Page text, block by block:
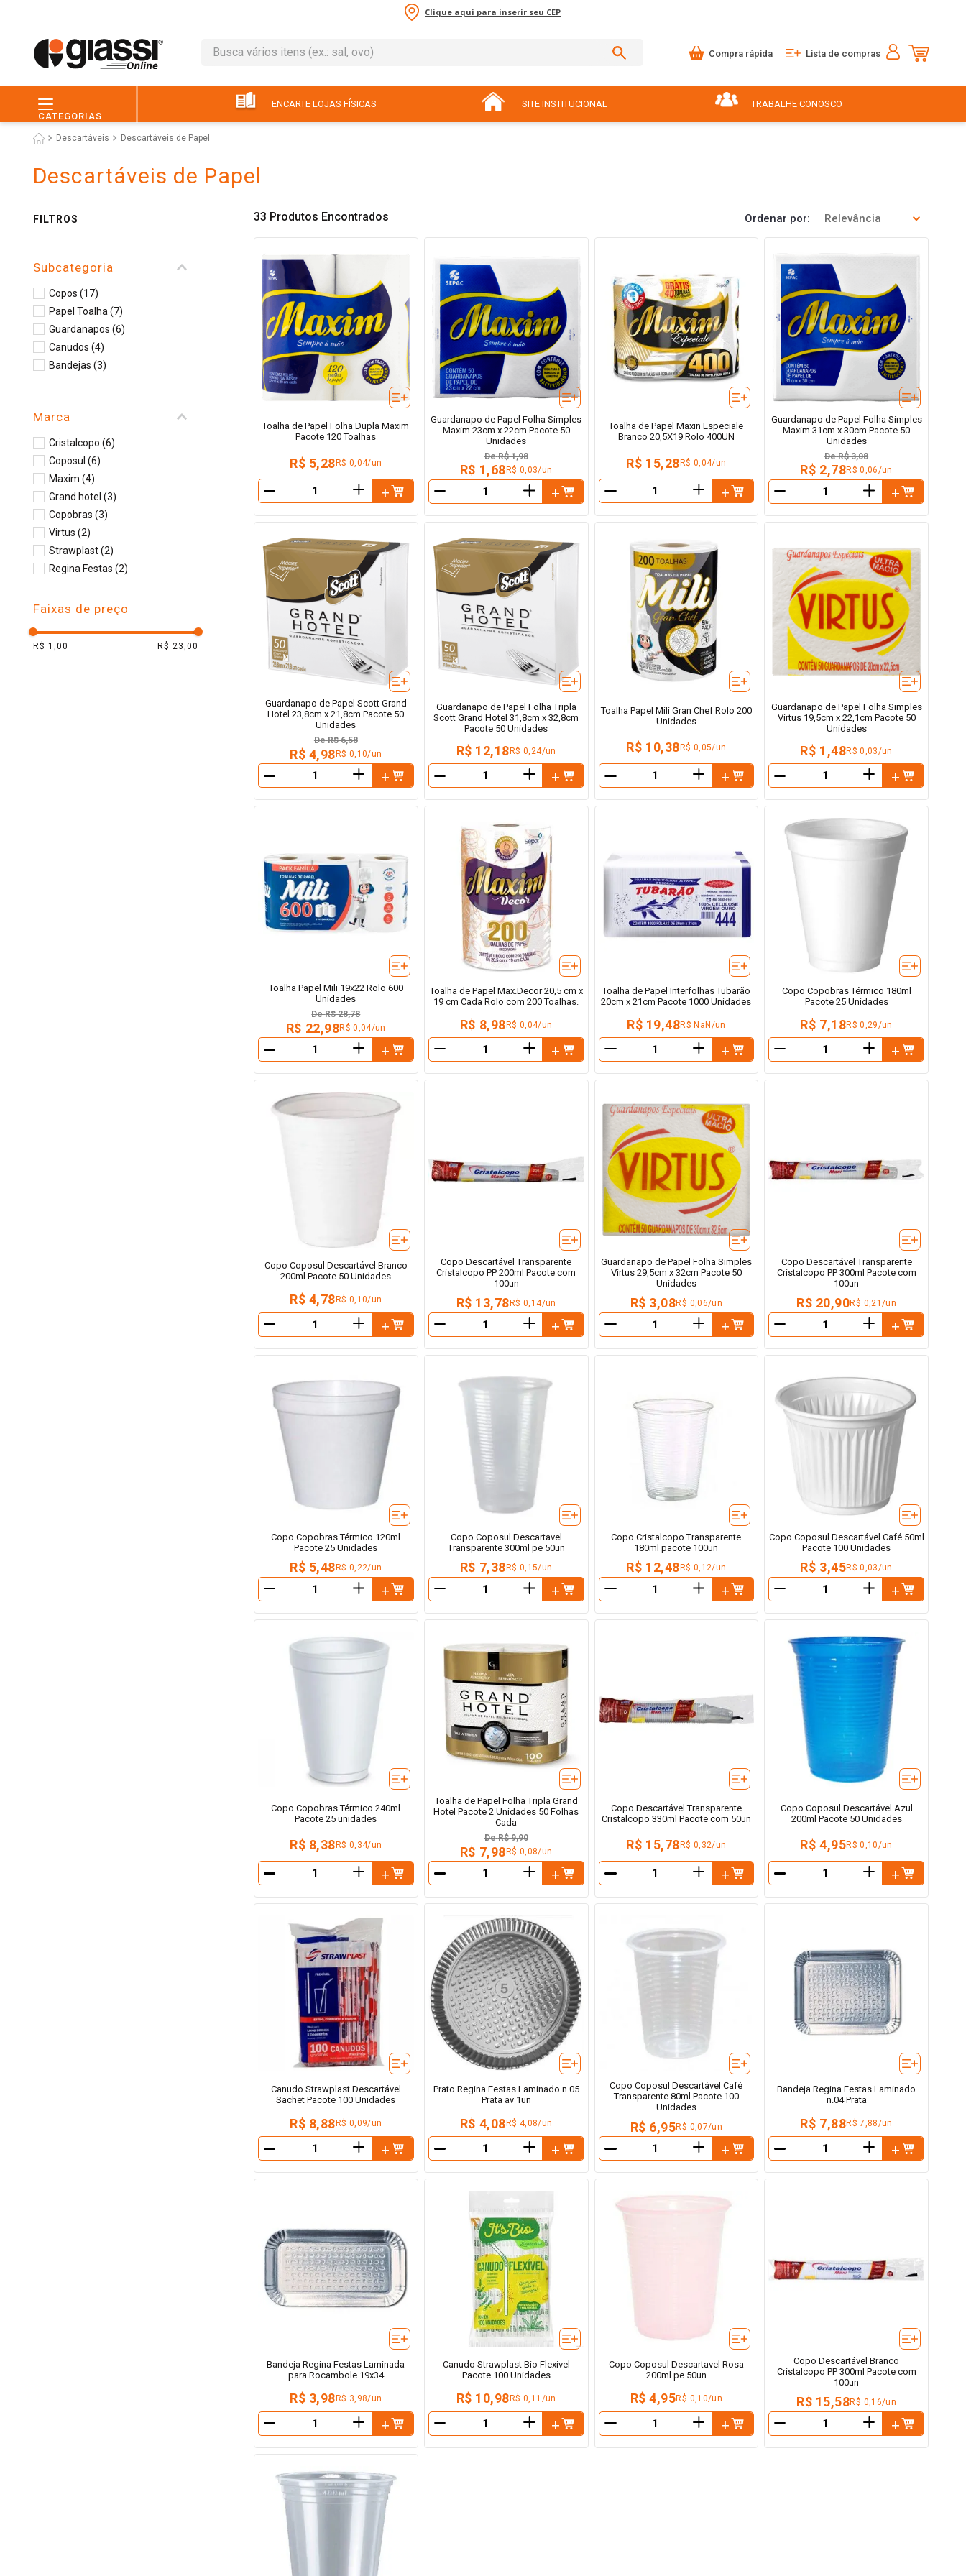
Clique aqui para inserir seu CEP
Busca vários itens (ex.: sal, ovo)
Compra rápida Lista de compras
CATEGORIAS
ENCARTE LOJAS FÍSICAS SITE INSTITUCIONAL TRABALHE CONOSCO
Descartáveis Descartáveis de Papel
Descartáveis de Papel
FILTROS
Subcategoria
Copos (17)
Papel Toalha (7)
Guardanapos (6)
Canudos (4)
Bandejas (3)
Marca
Cristalcopo (6)
Coposul (6)
Maxim (4)
Grand hotel (3)
Copobras (3)
Virtus (2)
Strawplast (2)
Regina Festas (2)
Tubarão
1)
Regina
Faixas de preço
R$ 1,00 R$ 23,00
33 Produtos Ordenar por Relevância
Toalha de Papel Folha Dupla Maxim
Pacote 120 Toalhas
R$ 5,28 R$ 0,04/un
＋
Guardanapo de Papel Folha Simples
Maxim 23cm x 22cm Pacote 50
Unidades
De R$ 1,98
R$ 1,68R$ 0,03/un
＋
Toalha de Papel Maxin Especiale
Branco 20,5X19 Rolo 400UN
R$ 15,28 R$ 0,04/un
＋
Guardanapo de Papel Folha Simples
Maxim 31cm x 30cm Pacote 50
Unidades
De R$ 3,08
R$ 2,78R$ 0,06/un
＋
Guardanapo de Papel Scott Grand
Hotel 23,8cm x 21,8cm Pacote 50
Unidades
De R$ 6,58
R$ 4,98 R$ 0,10/un
＋
－
Guardanapo de Papel Folha Tripla
Scott Grand Hotel 31,8cm x 32,8cm
Pacote 50 Unidades
R$ 12,18 R$ 0,24/un
＋
－
Toalha Papel Mili Gran Chef Rolo 200
Unidades
R$ 10,38 R$ 0,05/un
＋
－
Guardanapo de Papel Folha Simples
Virtus 19,5cm x 22,1cm Pacote 50
Unidades
R$ 1,48R$ 0,03/un
＋
－
Toalha Papel Mili 19x22 Rolo 600
Unidades
De R$ 28,78
R$ 22,98R$ 0,04/un
＋
－
Toalha de Papel Max.Decor 20,5 cm x
19 cm Cada Rolo com 200 Toalhas.
R$ 8,98R$ 0,04/un
＋
Toalha de Papel Interfolhas Tubarão
20cm x 21cm Pacote 1000 Unidades
R$ 19,48R$ NaN/un
＋
Copo Copobras Térmico 180ml
Pacote 25 Unidades
R$ 7,18R$ 0,29/un
＋
Copo Coposul Descartável Branco
200ml Pacote 50 Unidades
R$ 4,78R$ 0,10/un
＋
Copo Descartável Transparente
Cristalcopo PP 200ml Pacote com
100un
R$ 13,78R$ 0,14/un
＋
Guardanapo de Papel Folha Simples
Virtus 29,5cm x 32cm Pacote 50
Unidades
R$ 3,08R$ 0,06/un
＋
Copo Descartável Transparente
Cristalcopo PP 300ml Pacote com
100un
R$ 20,90R$ 0,21/un
＋
Copo Copobras Térmico 120ml
Pacote 25 Unidades
R$ 5,48R$ 0,22/un
＋
Copo Coposul Descartavel
Transparente 300ml pe 50un
R$ 7,38R$ 0,15/un
＋
Copo Cristalcopo Transparente
180ml pacote 100un
R$ 12,48R$ 0,12/un
＋
Copo Coposul Descartável Café 50ml
Pacote 100 Unidades
R$ 3,45R$ 0,03/un
＋
Copo Copobras Térmico 240ml
Pacote 25 unidades
R$ 8,38 R$ 0,34/un
＋
－
Toalha de Papel Folha Tripla Grand
Hotel Pacote 2 Unidades 50 Folhas
Cada
De R$ 9,90
R$ 7,98 R$ 0,08/un
＋
－
Copo Descartável Transparente
Cristalcopo 330ml Pacote com 50un
R$ 15,78 R$ 0,32/un
＋
－
Copo Coposul Descartável Azul
200ml Pacote 50 Unidades
R$ 4,95R$ 0,10/un
＋
－
Canudo Strawplast Descartável
Sachet Pacote 100 Unidades
R$ 8,88 R$ 0,09/un
＋
－
Prato Regina Festas Laminado n.05
Prata av 1un
R$ 4,08 R$ 4,08/un
＋
－
Copo Coposul Descartável Café
Transparente 80ml Pacote 100
Unidades
R$ 6,95R$ 0,07/un
＋
－
Bandeja Regina Festas Laminado
n.04 Prata
R$ 7,88R$ 7,88/un
＋
－
Bandeja Regina Festas Laminada
para Rocambole 19x34
R$ 3,98R$ 3,98/un
＋
Canudo Strawplast Bio Flexivel
Pacote 100 Unidades
R$ 10,98R$ 0,11/un
＋
Copo Coposul Descartavel Rosa
200ml pe 50un
R$ 4,95R$ 0,10/un
＋
Copo Descartável Branco
Cristalcopo PP 300ml Pacote com
100un
R$ 15,58R$ 0,16/un
＋
café
4º papel higiênico
iogurte